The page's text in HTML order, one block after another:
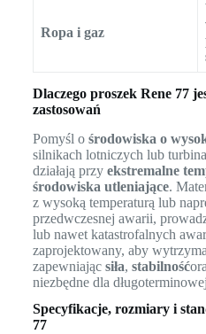
Ropa i gaz
Dlaczego proszek Rene 77
zastosowań
Pomyśl o środowiska o
silnikach lotniczych lub
działają przy ekstremalne
środowiska utleniające.
z wysoką temperaturą lub
przedwczesnej awarii,
lub nawet katastrofalnych
zaprojektowany, aby
zapewniając siła, stabilność
niezbędne dla
Specyfikacje, rozmiary i
77